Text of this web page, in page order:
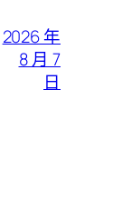
2026 年
8 月 7
日